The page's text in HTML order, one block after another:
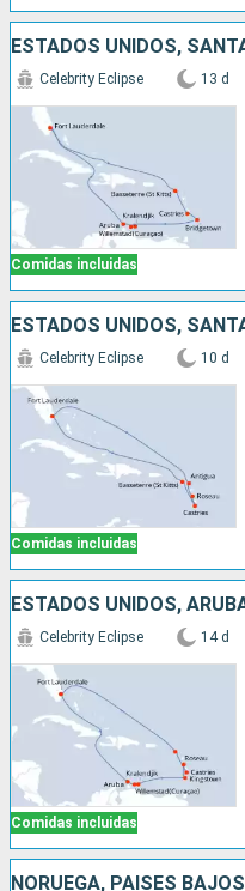
Comidas incluidas
Celebrity Eclipse 13 d
Comidas incluidas
Celebrity Eclipse 10 d
Comidas incluidas
Celebrity Eclipse 14 d
NORUEGA, PAISES BAJOS